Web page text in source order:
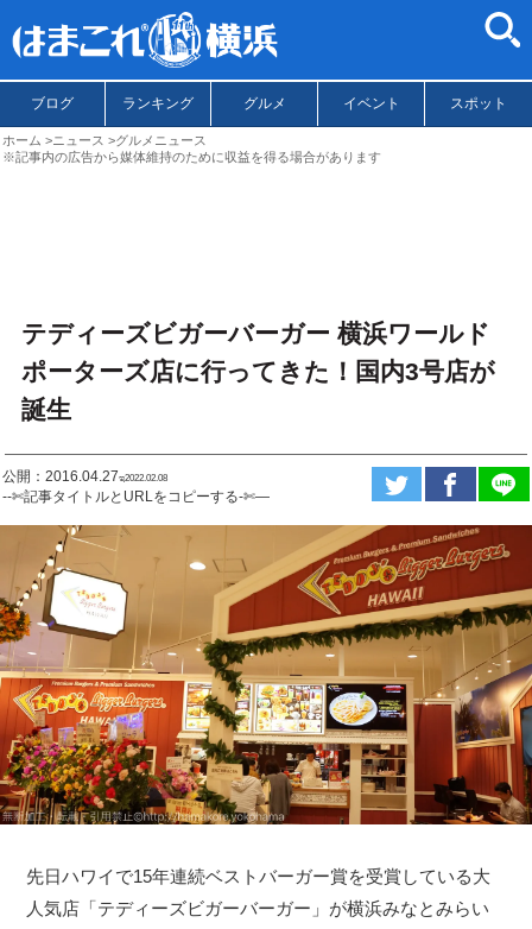
ブログ ランキング グルメ イベント スポット
ホーム ニュース
グルメニュース
※記事内の広告から媒体維持のために収益を得る場合があります
テディーズビガーバーガー 横浜ワールド
ポーターズ店に行ってきた！国内3号店が
誕生
公開：2016.04.27ಇ2022.02.08
--✄記事タイトルとURLをコピーする-✄—
先日ハワイで15年連続ベストバーガー賞を受賞している大
人気店「テディーズビガーバーガー」が横浜みなとみらい